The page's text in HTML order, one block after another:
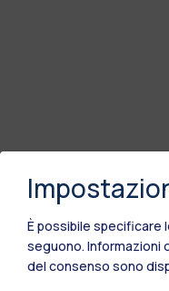
È possibile specificare
seguono. Informazioni
del consenso sono